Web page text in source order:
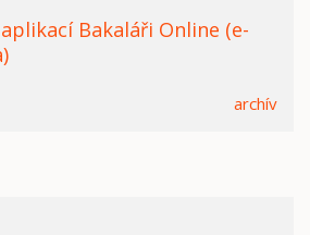
Bakaláři Online (e-
archív